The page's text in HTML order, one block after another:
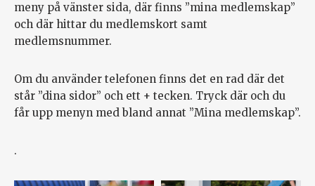
meny på vänster sida, där finns ”mina medlemskap”
och där hittar du medlemskort samt
medlemsnummer.
Om du använder telefonen finns det en rad där det
står ”dina sidor” och ett + tecken. Tryck där och du
får upp menyn med bland annat ”Mina medlemskap”.
.